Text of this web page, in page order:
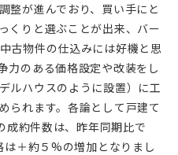
整が進んでおり、買い手にと
くりと選ぶことが出来、バー
古物件の仕込みには好機と思
力のある価格設定や改装をし
ルハウスのように設置）に工
られます。各論として戸建て
成約件数は、昨年同期比で
＋約５%の増加となりまし